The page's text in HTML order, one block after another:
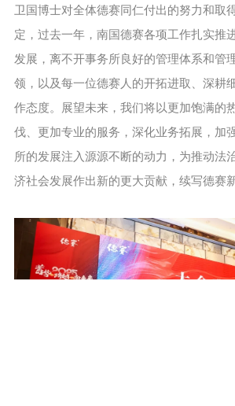
卫国博士对全体德赛同仁付出的努力和取
定，过去一年，南国德赛各项工作扎实推
发展，离不开事务所良好的管理体系和管
领，以及每一位德赛人的开拓进取、深耕
作态度。展望未来，我们将以更加饱满的
伐、更加专业的服务，深化业务拓展，加
所的发展注入源源不断的动力，为推动法
济社会发展作出新的更大贡献，续写德赛